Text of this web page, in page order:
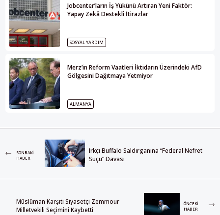
Jobcenter’ların İş Yükünü Artıran Yeni Faktör:
Yapay Zekâ Destekli İtirazlar
SOSYAL YARDIM
Merz’in Reform Vaatleri İktidarın Üzerindeki AfD
Gölgesini Dağıtmaya Yetmiyor
ALMANYA
SONRAKI
HABER
Irkçı Buffalo Saldırganına “Federal Nefret
Suçu” Davası
Müslüman Karşıtı Siyasetçi Zemmour
Milletvekili Seçimini Kaybetti
ÖNCEKI
HABER